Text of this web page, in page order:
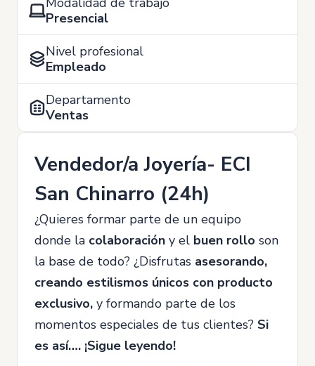
Presencial
Nivel profesional
Empleado
Departamento
Ventas
Vendedor/a Joyería- ECI
San Chinarro (24h)
¿Quieres formar parte de un equipo
donde la colaboración y el buen rollo son
la base de todo? ¿Disfrutas asesorando,
creando estilismos únicos con producto
exclusivo, y formando parte de los
momentos especiales de tus clientes? Si
es así…. ¡Sigue leyendo!